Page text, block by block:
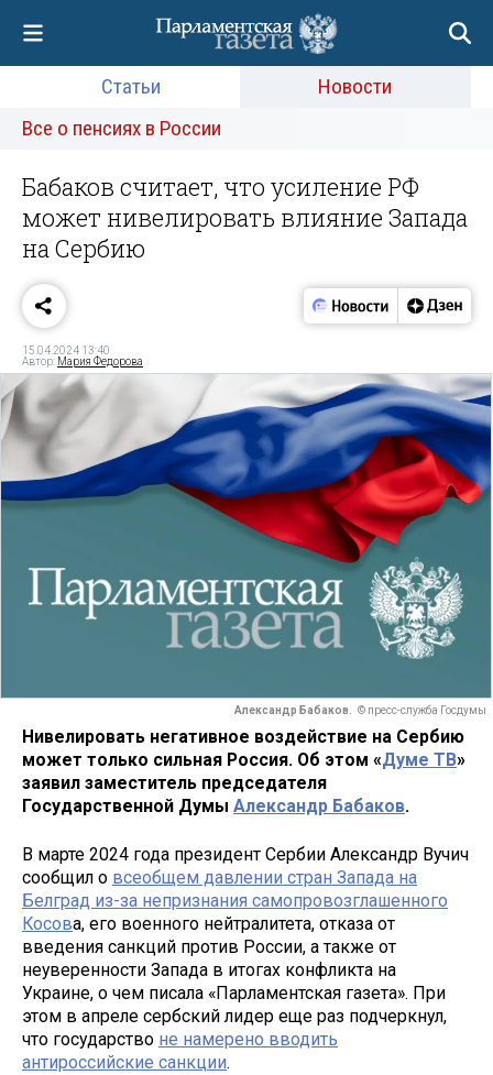
Статьи
Новости
Все о пенсиях в России
Бабаков считает, что усиление РФ
может нивелировать влияние Запада
на Сербию
15.04.2024 13:40
Автор: Мария Федорова
Александр Бабаков. © пресс-служба Госдумы
Нивелировать негативное воздействие на Сербию
может только сильная Россия​. Об этом «Думе ТВ»
заявил заместитель председателя
Государственной Думы Александр Бабаков.
В марте 2024 года президент Сербии Александр Вучич
сообщил о всеобщем давлении стран Запада на
Белград из-за непризнания самопровозглашенного
Косова, его военного нейтралитета, отказа от
введения санкций против России, а также от
неуверенности Запада в итогах конфликта на
Украине, о чем писала «Парламентская газета». При
этом в апреле сербский лидер еще раз подчеркнул,
что государство не намерено вводить
антироссийские санкции.